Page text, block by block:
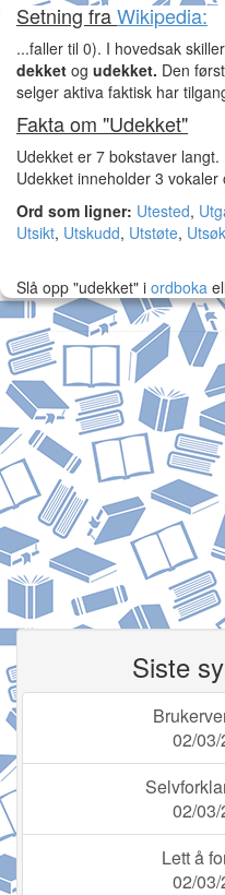
Setning fraWikipedia:
...faller til 0). I hovedsak
dekket og udekket. Den
selger aktiva faktisk har
Fakta om "Udekket"
Udekket er 7 bokstaver langt.
Udekket inneholder 3 vokaler
Ord som ligner: Utested,
Utsikt, Utskudd, Utstøte,
Slå opp "udekket" i ordboka
Siste
02/
02/
Lett å
02/